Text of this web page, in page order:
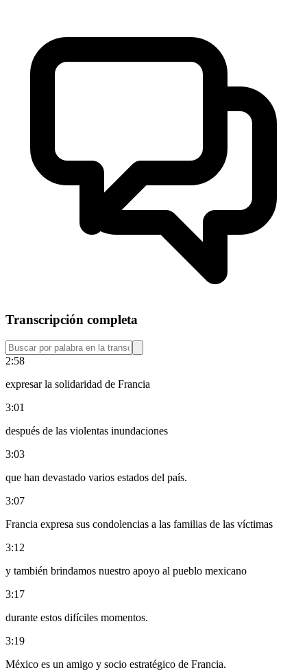
Transcripción completa
2:58
expresar la solidaridad de Francia
3:01
después de las violentas inundaciones
3:03
que han devastado varios estados del país.
3:07
Francia expresa sus condolencias a las familias de las víctimas
3:12
y también brindamos nuestro apoyo al pueblo mexicano
3:17
durante estos difíciles momentos.
3:19
México es un amigo y socio estratégico de Francia.